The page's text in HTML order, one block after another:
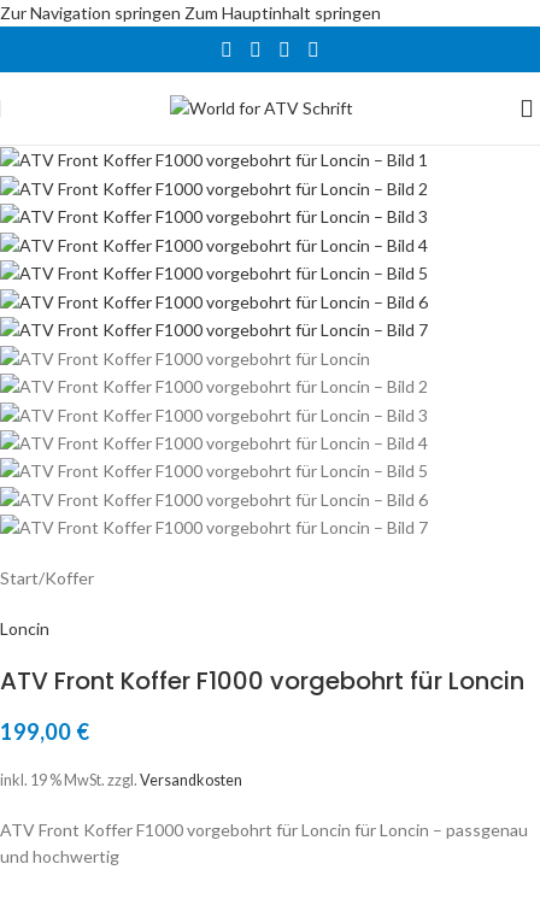
Zur Navigation springen Zum Hauptinhalt springen
Start/Koffer
Loncin
ATV Front Koffer F1000 vorgebohrt für Loncin
199,00 €
inkl. 19 % MwSt. zzgl. Versandkosten
ATV Front Koffer F1000 vorgebohrt für Loncin für Loncin – passgenau
und hochwertig